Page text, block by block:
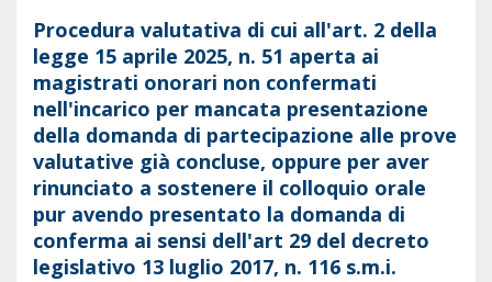
Procedura valutativa di cui all'art. 2 della
legge 15 aprile 2025, n. 51 aperta ai
magistrati onorari non confermati
nell'incarico per mancata presentazione
della domanda di partecipazione alle prove
valutative già concluse, oppure per aver
rinunciato a sostenere il colloquio orale
pur avendo presentato la domanda di
conferma ai sensi dell'art 29 del decreto
legislativo 13 luglio 2017, n. 116 s.m.i.